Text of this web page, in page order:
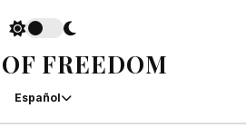
FREEDOM
Español